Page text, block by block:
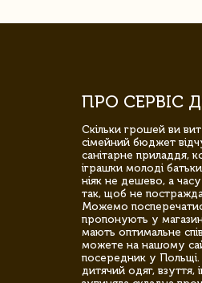
ПРО СЕРВІС
Скільки грошей ви
сімейний бюджет
санітарне приладдя,
іграшки молоді
ніяк не дешево, а
так, щоб не
Можемо
пропонують у
мають оптимальне
можете на нашому
посередник у
дитячий одяг, взуття,